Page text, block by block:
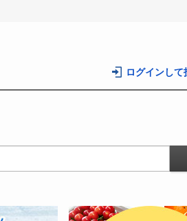
ログインして